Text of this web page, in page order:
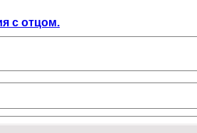
с отцом.